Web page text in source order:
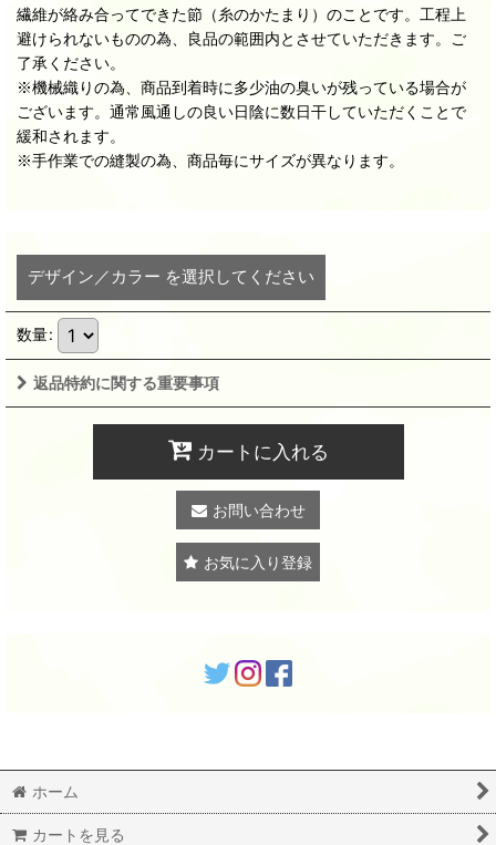
繊維が絡み合ってできた節（糸のかたまり）のことです。工程上
避けられないものの為、良品の範囲内とさせていただきます。ご
了承ください。
※機械織りの為、商品到着時に多少油の臭いが残っている場合が
ございます。通常風通しの良い日陰に数日干していただくことで
緩和されます。
※手作業での縫製の為、商品毎にサイズが異なります。
デザイン／カラー を選択してください
数量:
返品特約に関する重要事項
カートに入れる
お問い合わせ
お気に入り登録
ホーム
カートを見る